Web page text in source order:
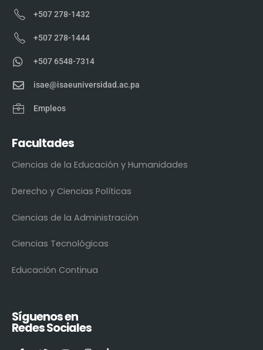
+507 278-1432
+507 278-1444
+507 6548-7314
isae@isaeuniversidad.ac.pa
Empleos
Facultades
Ciencias de la Educación y Humanidades
Derecho y Ciencias Políticas
Ciencias de la Administración
Ciencias Tecnológicas
Educación Continua
Síguenos en
Redes Sociales